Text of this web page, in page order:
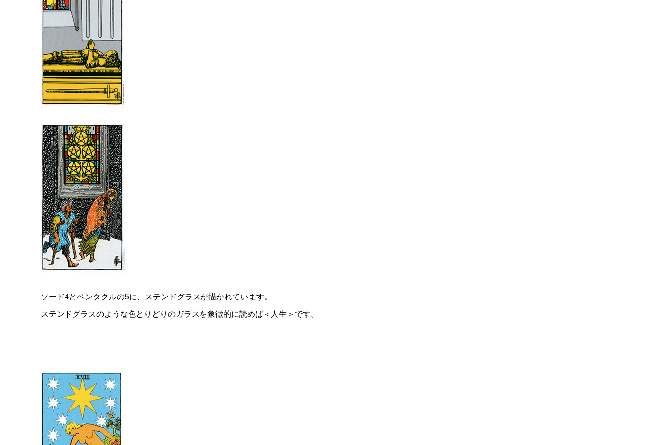
ソード4とペンタクルの5に、ステンドグラスが描かれています。
ステンドグラスのような色とりどりのガラスを象徴的に読めば＜人生＞です。